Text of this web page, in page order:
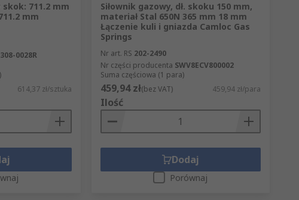
711.2 mm
mm
0028R
614,37 zł/sztuka
Siłownik gazowy, dł. skoku 150 mm,
materiał Stal 650N 365 mm 18 mm
‎Łączenie kuli i gniazda Camloc Gas
Springs
Nr art. RS 202-2490
Nr części producenta SWV8ECV800002
Suma częściowa (1 para)
459,94 zł(bez VAT) 459,94 zł/para
Ilość
Dodaj
Porównaj